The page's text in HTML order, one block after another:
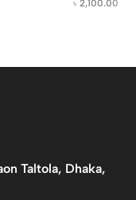
৳2,100.00
Taltola, Dhaka,